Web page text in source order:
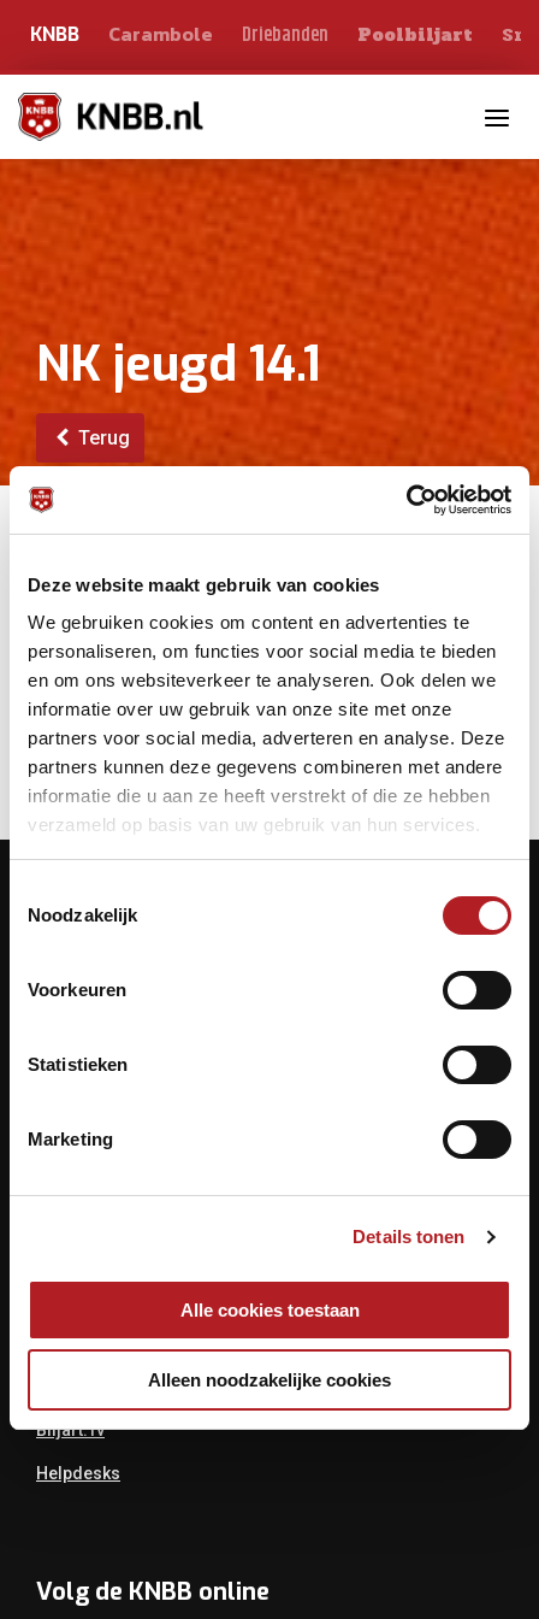
Deze website maakt gebruik van cookies
We gebruiken cookies om content en advertenties te
personaliseren, om functies voor social media te bieden
en om ons websiteverkeer te analyseren. Ook delen we
informatie over uw gebruik van onze site met onze
partners voor social media, adverteren en analyse. Deze
partners kunnen deze gegevens combineren met andere
informatie die u aan ze heeft verstrekt of die ze hebben
verzameld op basis van uw gebruik van hun services.
Noodzakelijk
Voorkeuren
Statistieken
Marketing
Details tonen
Alle cookies toestaan
Alleen noodzakelijke cookies
KNBB Carambole Driebanden Poolbiljart
NK jeugd 14.1
Terug
Einddatum:
7 maart 2026 - 18:00
NK Poolbiljart
Contactgegevens
KNBB.nl is hèt verenigingsplatform van de
Over De KNBB
Biljart.tv
Helpdesks
Volg de KNBB online